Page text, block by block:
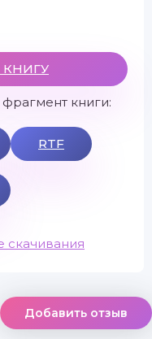
книги:
RTF
скачивания
Добавить отзыв